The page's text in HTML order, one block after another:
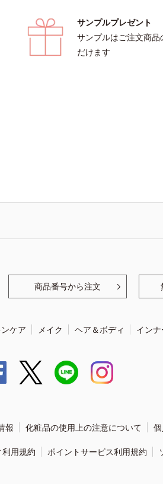
サンプルプレゼント
サンプルはご注文商
だけます
商品番号から注文
ケア メイク ヘア＆ボディ インナ
報 化粧品の使用上の注意について
用規約 ポイントサービス利用規約